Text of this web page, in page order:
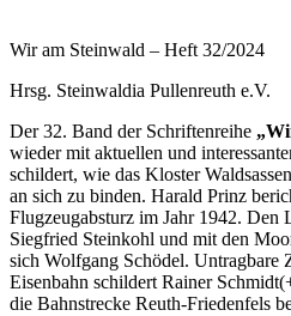
Wir am Steinwald – Heft 32/2024
Hrsg. Steinwaldia Pullenreuth e.V.
Der 32. Band der Schriftenreihe
wieder mit aktuellen und
schildert, wie das Kloster
an sich zu binden. Harald Prinz
Flugzeugabsturz im Jahr 1942. Den
Siegfried Steinkohl und mit den
sich Wolfgang Schödel. Untragbare
Eisenbahn schildert Rainer
die Bahnstrecke Reuth-Friedenfels